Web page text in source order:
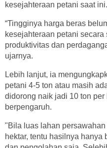
kesejahteraan petani saat ini.
“Tingginya harga beras
kesejahteraan petani
produktivitas dan
ujarnya.
Lebih lanjut, ia
petani 4-5 ton atau masih
didorong naik jadi 10 ton
berpengaruh.
"Bila luas lahan
hektar, tentu hasilnya